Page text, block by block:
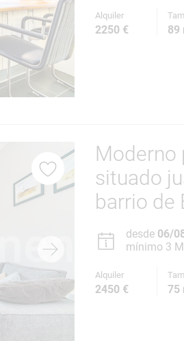
Alquiler
2250 € 89
Moderno
situado
barrio de
desde 06/
mínimo 3
Alquiler
2450 € 75